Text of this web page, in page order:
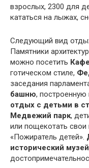
взрослых, 2300 для
кататься на лыжах,
Следующий вид
Памятники
можно посетить
готическом стиле,
заседания
башню, построенную
отдых с детьми в
Медвежий парк,
или пощекотать
«Пожиратель детей».
исторический музей